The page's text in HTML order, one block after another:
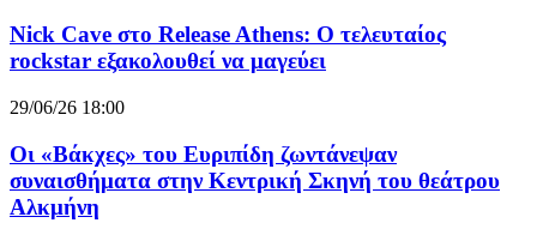
Nick Cave στο Release Athens: Ο τελευταίος
rockstar εξακολουθεί να μαγεύει
29/06/26 18:00
Οι «Βάκχες» του Ευριπίδη ζωντάνεψαν
συναισθήματα στην Κεντρική Σκηνή του θεάτρου
Αλκμήνη